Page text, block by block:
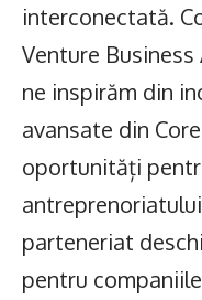
interconectată.
Venture
ne inspirăm din
avansate din
oportunități
parteneriat
pentru